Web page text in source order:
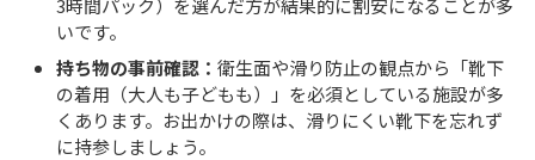
3時間パック）を選んだ方が結果的に割安になることが多
いです。
持ち物の事前確認： 衛生面や滑り防止の観点から「靴下
の着用（大人も子どもも）」を必須としている施設が多
くあります。お出かけの際は、滑りにくい靴下を忘れず
に持参しましょう。